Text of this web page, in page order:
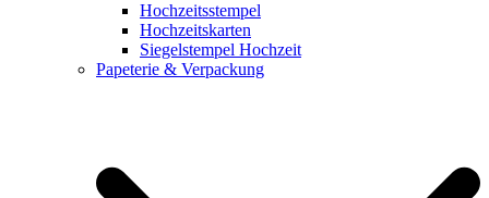
Hochzeitsstempel
Hochzeitskarten
Siegelstempel Hochzeit
Papeterie & Verpackung